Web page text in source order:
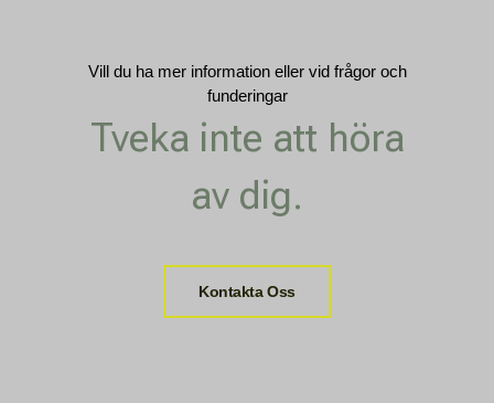
Vill du ha mer information eller vid frågor och
funderingar
Tveka inte att höra
av dig.
Kontakta Oss